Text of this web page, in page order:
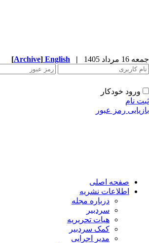
جمعه 16 مرداد 1405 |
English
[Archive]
ورود خودکار
ثبت نام
بازیابی رمز عبور
صفحه اصلی
اطلاعات نشریه
درباره مجله
سردبیر
هیات تحریریه
کمک سردبیر
مدیر اجرایی